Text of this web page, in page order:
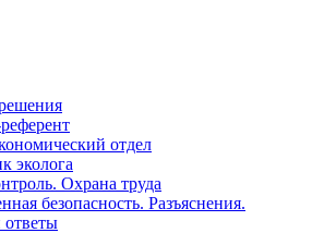
отдел
эколога
Охрана труда
безопасность. Разъяснения.